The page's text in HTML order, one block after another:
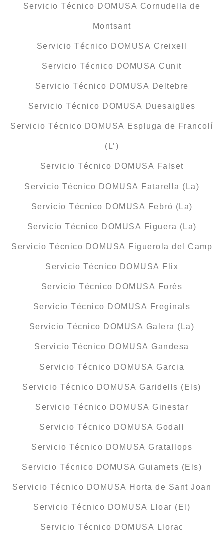
Servicio Técnico DOMUSA Cornudella de
Montsant
Servicio Técnico DOMUSA Creixell
Servicio Técnico DOMUSA Cunit
Servicio Técnico DOMUSA Deltebre
Servicio Técnico DOMUSA Duesaigües
Servicio Técnico DOMUSA Espluga de Francolí
(L’)
Servicio Técnico DOMUSA Falset
Servicio Técnico DOMUSA Fatarella (La)
Servicio Técnico DOMUSA Febró (La)
Servicio Técnico DOMUSA Figuera (La)
Servicio Técnico DOMUSA Figuerola del Camp
Servicio Técnico DOMUSA Flix
Servicio Técnico DOMUSA Forès
Servicio Técnico DOMUSA Freginals
Servicio Técnico DOMUSA Galera (La)
Servicio Técnico DOMUSA Gandesa
Servicio Técnico DOMUSA Garcia
Servicio Técnico DOMUSA Garidells (Els)
Servicio Técnico DOMUSA Ginestar
Servicio Técnico DOMUSA Godall
Servicio Técnico DOMUSA Gratallops
Servicio Técnico DOMUSA Guiamets (Els)
Servicio Técnico DOMUSA Horta de Sant Joan
Servicio Técnico DOMUSA Lloar (El)
Servicio Técnico DOMUSA Llorac